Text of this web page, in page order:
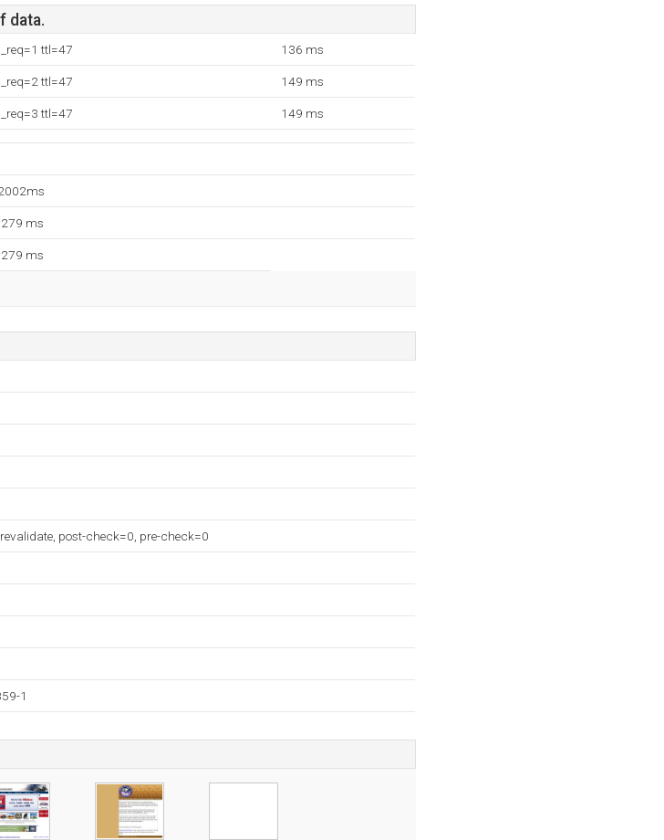
data.
ttl=47 136 ms
ttl=47 149 ms
ttl=47 149 ms
ms
ms
post-check=0, pre-check=0
1